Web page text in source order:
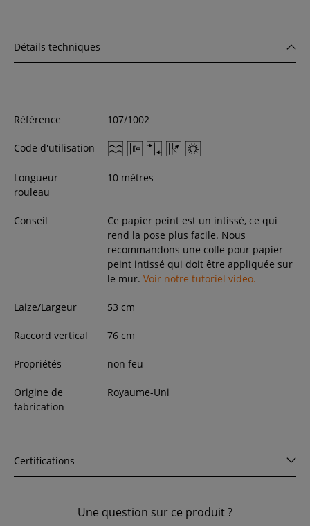
Détails techniques
Référence 107/1002
Code d'utilisation
Longueur
rouleau
10 mètres
Conseil
Ce papier peint est un intissé, ce qui
rend la pose plus facile. Nous
recommandons une colle pour papier
peint intissé qui doit être appliquée sur
le mur. Voir notre tutoriel video.
Laize/Largeur 53 cm
Raccord vertical 76 cm
Propriétés non feu
Origine de
fabrication
Royaume-Uni
Certifications
Une question sur ce produit ?